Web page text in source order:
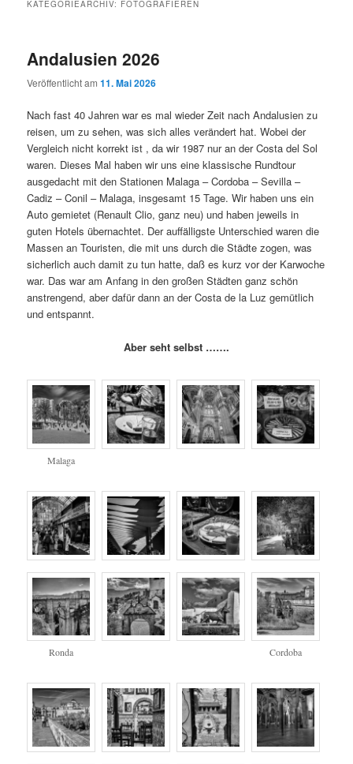
KATEGORIEARCHIV: FOTOGRAFIEREN
Andalusien 2026
Veröffentlicht am11. Mai 2026
Nach fast 40 Jahren war es mal wieder Zeit nach Andalusien zu
reisen, um zu sehen, was sich alles verändert hat. Wobei der
Vergleich nicht korrekt ist , da wir 1987 nur an der Costa del Sol
waren. Dieses Mal haben wir uns eine klassische Rundtour
ausgedacht mit den Stationen Malaga – Cordoba – Sevilla –
Cadiz – Conil – Malaga, insgesamt 15 Tage. Wir haben uns ein
Auto gemietet (Renault Clio, ganz neu) und haben jeweils in
guten Hotels übernachtet. Der auffälligste Unterschied waren die
Massen an Touristen, die mit uns durch die Städte zogen, was
sicherlich auch damit zu tun hatte, daß es kurz vor der Karwoche
war. Das war am Anfang in den großen Städten ganz schön
anstrengend, aber dafür dann an der Costa de la Luz gemütlich
und entspannt.
Aber seht selbst …….
Malaga
Ronda Cordoba